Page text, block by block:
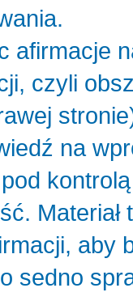
afirmacje
czyli
na
aby
sedno